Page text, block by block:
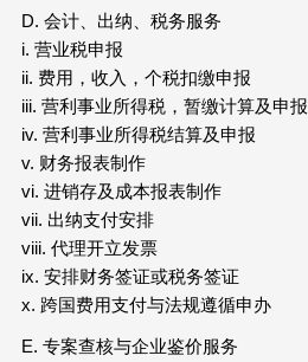
D. 会计、出纳、税务服务
i. 营业税申报
ii. 费用，收入，个税扣缴申报
iii. 营利事业所得税，暂缴计算及申报
iv. 营利事业所得税结算及申报
v. 财务报表制作
vi. 进销存及成本报表制作
vii. 出纳支付安排
viii. 代理开立发票
ix. 安排财务签证或税务签证
x. 跨国费用支付与法规遵循申办
E. 专案查核与企业鉴价服务